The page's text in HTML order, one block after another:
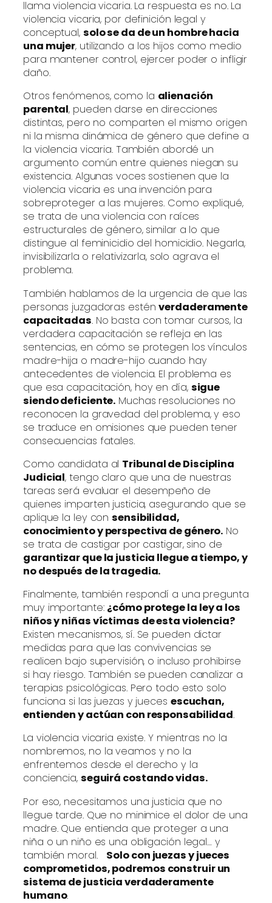
llama violencia vicaria. La respuesta es no. La
violencia vicaria, por definición legal y
conceptual, solo se da de un hombre hacia
una mujer, utilizando a los hijos como medio
para mantener control, ejercer poder o infligir
daño.
Otros fenómenos, como la alienación
parental, pueden darse en direcciones
distintas, pero no comparten el mismo origen
ni la misma dinámica de género que define a
la violencia vicaria. También abordé un
argumento común entre quienes niegan su
existencia. Algunas voces sostienen que la
violencia vicaria es una invención para
sobreproteger a las mujeres. Como expliqué,
se trata de una violencia con raíces
estructurales de género, similar a lo que
distingue al feminicidio del homicidio. Negarla,
invisibilizarla o relativizarla, solo agrava el
problema.
También hablamos de la urgencia de que las
personas juzgadoras esténverdaderamente
capacitadas. No basta con tomar cursos, la
verdadera capacitación se refleja en las
sentencias, en cómo se protegen los vínculos
madre-hija o madre-hijo cuando hay
antecedentes de violencia. El problema es
que esa capacitación, hoy en día, sigue
siendo deficiente. Muchas resoluciones no
reconocen la gravedad del problema, y eso
se traduce en omisiones que pueden tener
consecuencias fatales.
Como candidata al Tribunal de Disciplina
Judicial, tengo claro que una de nuestras
tareas será evaluar el desempeño de
quienes imparten justicia, asegurando que se
aplique la ley consensibilidad,
conocimiento y perspectiva de género. No
se trata de castigar por castigar, sino de
garantizar que la justicia llegue a tiempo, y
no después de la tragedia.
Finalmente, también respondí a una pregunta
muy importante: ¿cómo protege la ley a los
niños y niñas víctimas de esta violencia?
Existen mecanismos, sí. Se pueden dictar
medidas para que las convivencias se
realicen bajo supervisión, o incluso prohibirse
si hay riesgo. También se pueden canalizar a
terapias psicológicas. Pero todo esto solo
funciona si las juezas y jueces escuchan,
entienden y actúan con responsabilidad.
La violencia vicaria existe. Y mientras no la
nombremos, no la veamos y no la
enfrentemos desde el derecho y la
conciencia, seguirá costando vidas.
Por eso, necesitamos una justicia que no
llegue tarde. Que no minimice el dolor de una
madre. Que entienda que proteger a una
niña o un niño es una obligación legal… y
también moral.
Solo con juezas y jueces
comprometidos, podremos construir un
sistema de justicia verdaderamente
humano.